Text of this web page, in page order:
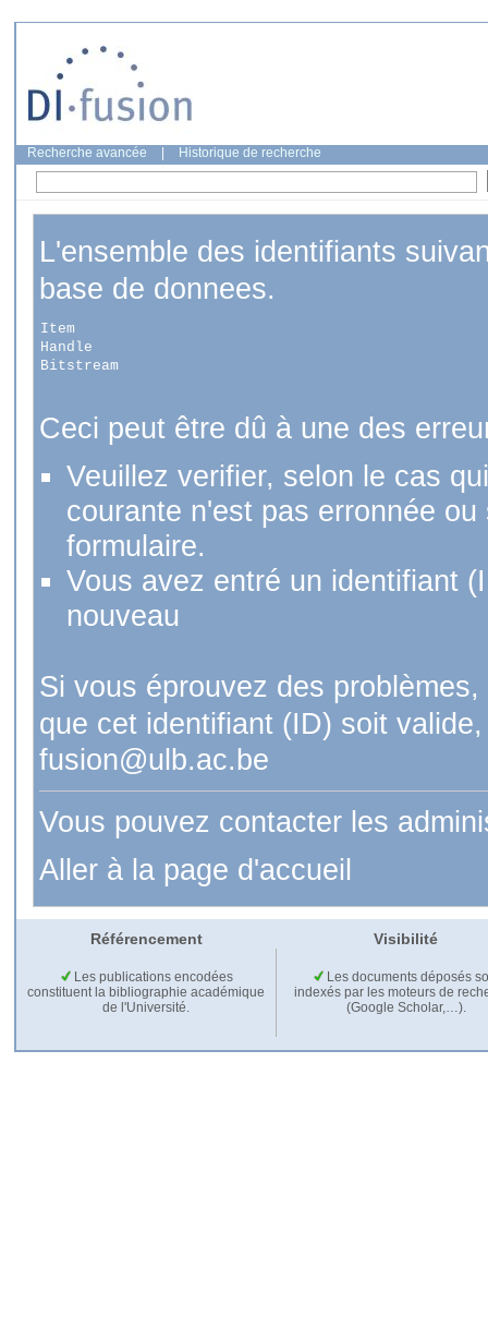
Recherche avancée Historique de recherche
L'ensemble des identifiants
base de donnees.
Item
Handle
Bitstream
Ceci peut être dû à une des
Veuillez verifier, selon le cas
courante n'est pas erronnée
formulaire.
Vous avez entré un identifiant
nouveau
Si vous éprouvez des
que cet identifiant (ID) soit
fusion@ulb.ac.be
Vous pouvez contacter les
Aller à la page d'accueil
Référencement Visibilité
Les publications encodées
constituent la bibliographie académique
de l'Université.
Les documents déposés
indexés par les moteurs de
(Google Scholar,…).